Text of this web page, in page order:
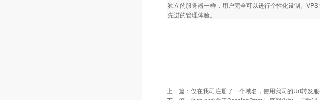
独立的服务器一样，用户完全可以进行个性化设制。
先进的管理体验。
上一篇： 仅在我司注册了一个域名，使用我司的Url转发